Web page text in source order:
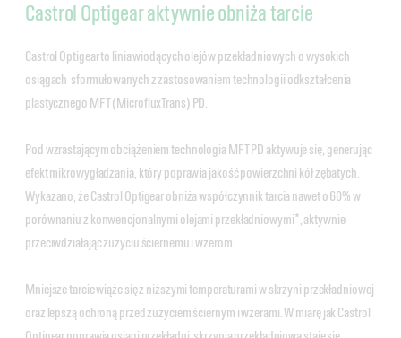
Castrol Optigear aktywnie obniża tarcie
Castrol Optigear to linia wiodących olejów przekładniowych o wysokich
osiągach sformułowanych z zastosowaniem technologii odkształcenia
plastycznego MFT (MicrofluxTrans) PD.
Pod wzrastającym obciążeniem technologia MFT PD aktywuje się, generując
efekt mikrowygładzania, który poprawia jakość powierzchni kół zębatych.
Wykazano, że Castrol Optigear obniża współczynnik tarcia nawet o 60% w
porównaniu z konwencjonalnymi olejami przekładniowymi*, aktywnie
przeciwdziałając zużyciu ściernemu i wżerom.
Mniejsze tarcie wiąże się z niższymi temperaturami w skrzyni przekładniowej
oraz lepszą ochroną przed zużyciem ściernym i wżerami. W miarę jak Castrol